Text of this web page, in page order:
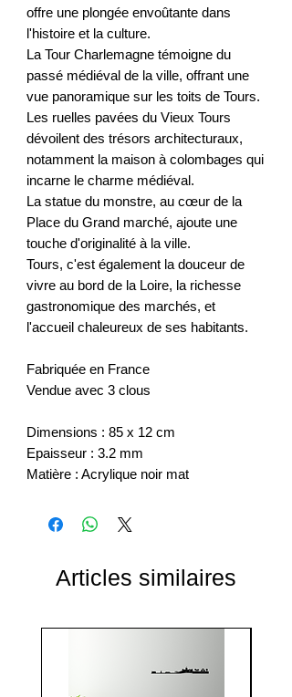
offre une plongée envoûtante dans
l'histoire et la culture.
La Tour Charlemagne témoigne du
passé médiéval de la ville, offrant une
vue panoramique sur les toits de Tours.
Les ruelles pavées du Vieux Tours
dévoilent des trésors architecturaux,
notamment la maison à colombages qui
incarne le charme médiéval.
La statue du monstre, au cœur de la
Place du Grand marché, ajoute une
touche d'originalité à la ville.
Tours, c'est également la douceur de
vivre au bord de la Loire, la richesse
gastronomique des marchés, et
l'accueil chaleureux de ses habitants.
Fabriquée en France
Vendue avec 3 clous
Dimensions : 85 x 12 cm
Epaisseur : 3.2 mm
Matière : Acrylique noir mat
Articles similaires